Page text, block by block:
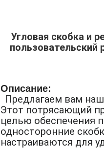
Угловая скобка и
пользовательский
Описание:
Предлагаем вам
Этот потрясающий
целью обеспечения
односторонние
настраиваются для